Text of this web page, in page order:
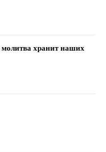
молитва хранит наших